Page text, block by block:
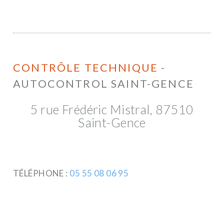
CONTRÔLE TECHNIQUE -
AUTOCONTROL SAINT-GENCE
5 rue Frédéric Mistral, 87510
Saint-Gence
TÉLÉPHONE : 05 55 08 06 95